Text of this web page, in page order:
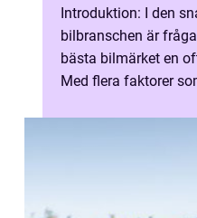
Introduktion: I den
bilbranschen är
bästa bilmärket en
Med flera faktorer